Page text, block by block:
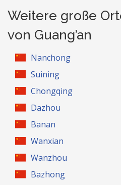
Weitere große
von Guang’an
Nanchong
Suining
Chongqing
Dazhou
Banan
Wanxian
Wanzhou
Bazhong